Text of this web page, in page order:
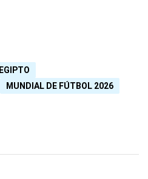
EGIPTO
MUNDIAL DE FÚTBOL 2026